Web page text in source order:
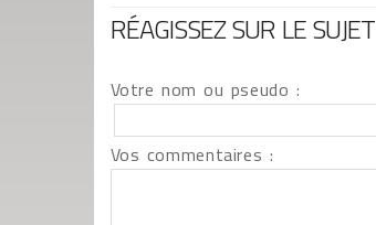
RÉAGISSEZ SUR LE SUJET
Votre nom ou pseudo :
Vos commentaires :